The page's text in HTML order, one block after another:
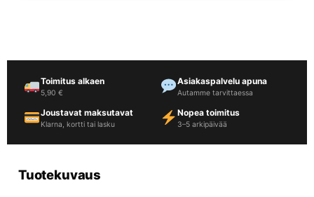
Toimitus alkaen
5,90 €
Asiakaspalvelu apuna
Autamme tarvittaessa
Joustavat maksutavat
Klarna, kortti tai lasku
Nopea toimitus
3–5 arkipäivää
Tuotekuvaus